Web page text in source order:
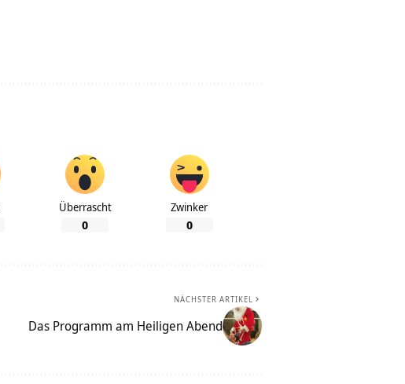
Überrascht
0
Zwinker
0
NÄCHSTER ARTIKEL
Das Programm am Heiligen Abend